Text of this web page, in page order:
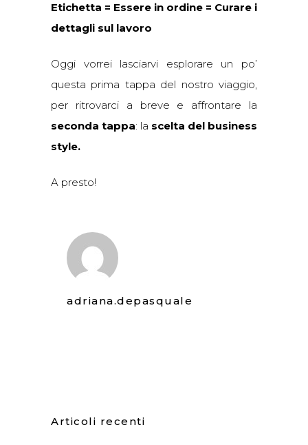
Etichetta = Essere in ordine = Curare i
dettagli sul lavoro
Oggi vorrei lasciarvi esplorare un po’
questa prima tappa del nostro viaggio,
per ritrovarci a breve e affrontare la
seconda tappa: la scelta del business
style.
A presto!
adriana.depasquale
Articoli recenti